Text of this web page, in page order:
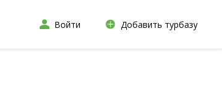
Войти Добавить турбазу